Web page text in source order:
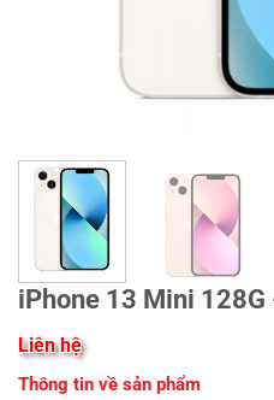
iPhone 13 Mini
Liên hệ
Thông tin về sản phẩm